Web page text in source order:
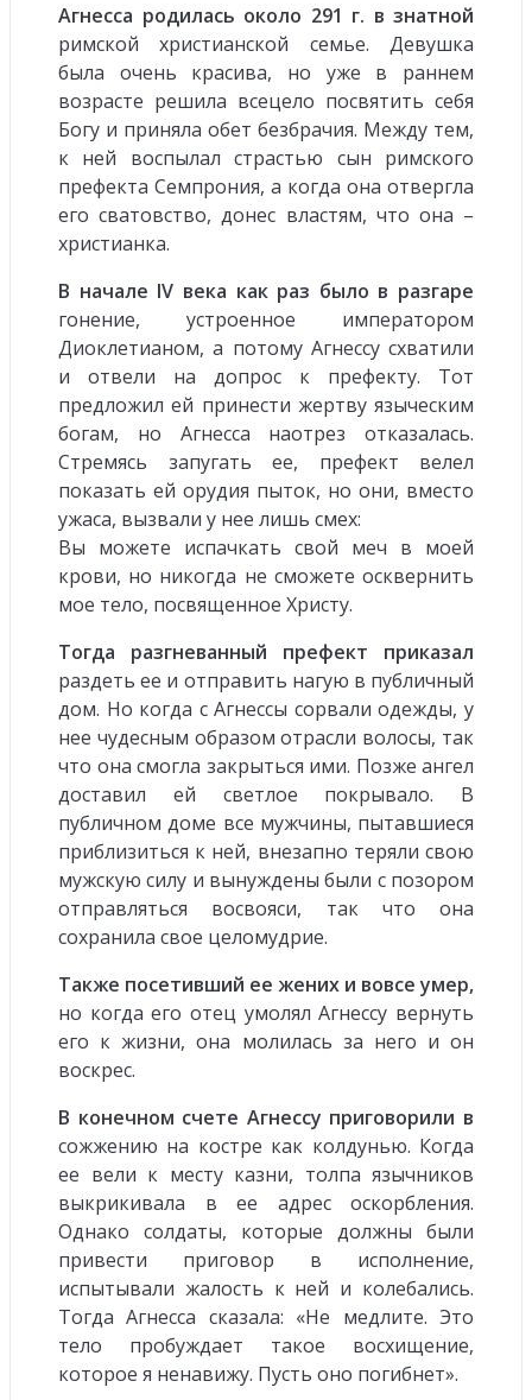
Агнесса родилась около 291 г. в знатной
римской христианской семье. Девушка
была очень красива, но уже в раннем
возрасте решила всецело посвятить себя
Богу и приняла обет безбрачия. Между тем,
к ней воспылал страстью сын римского
префекта Семпрония, а когда она отвергла
его сватовство, донес властям, что она –
христианка.
В начале IV века как раз было в разгаре
гонение, устроенное императором
Диоклетианом, а потому Агнессу схватили
и отвели на допрос к префекту. Тот
предложил ей принести жертву языческим
богам, но Агнесса наотрез отказалась.
Стремясь запугать ее, префект велел
показать ей орудия пыток, но они, вместо
ужаса, вызвали у нее лишь смех:
Вы можете испачкать свой меч в моей
крови, но никогда не сможете осквернить
мое тело, посвященное Христу.
Тогда разгневанный префект приказал
раздеть ее и отправить нагую в публичный
дом. Но когда с Агнессы сорвали одежды, у
нее чудесным образом отрасли волосы, так
что она смогла закрыться ими. Позже ангел
доставил ей светлое покрывало. В
публичном доме все мужчины, пытавшиеся
приблизиться к ней, внезапно теряли свою
мужскую силу и вынуждены были с позором
отправляться восвояси, так что она
сохранила свое целомудрие.
Также посетивший ее жених и вовсе умер,
но когда его отец умолял Агнессу вернуть
его к жизни, она молилась за него и он
воскрес.
В конечном счете Агнессу приговорили в
сожжению на костре как колдунью. Когда
ее вели к месту казни, толпа язычников
выкрикивала в ее адрес оскорбления.
Однако солдаты, которые должны были
привести приговор в исполнение,
испытывали жалость к ней и колебались.
Тогда Агнесса сказала: «Не медлите. Это
тело пробуждает такое восхищение,
которое я ненавижу. Пусть оно погибнет».